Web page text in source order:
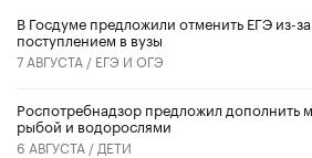
В Госдуме предложили отменить ЕГЭ из-
поступлением в вузы
7 АВГУСТА / ЕГЭ И ОГЭ
Роспотребнадзор предложил дополнить
рыбой и водорослями
6 АВГУСТА / ДЕТИ